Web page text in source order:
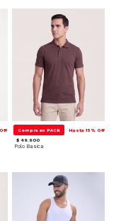
Compra en PACK Hasta 15% Off
$ 49.900
Polo Basica